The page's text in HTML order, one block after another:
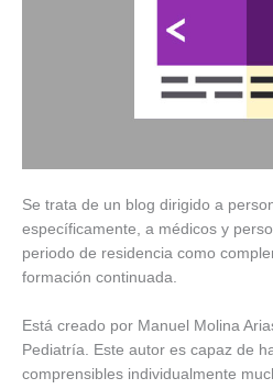
Se trata de un blog dirigido a
específicamente, a médicos y
periodo de residencia como
formación continuada.
Está creado por Manuel Molina
Pediatría. Este autor es capaz de
comprensibles individualmente